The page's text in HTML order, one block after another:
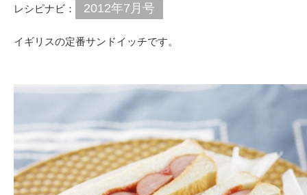
レシピナビ： 2012年7月号
イギリスの定番サンドイッチです。